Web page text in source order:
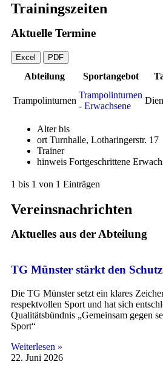
Trainingszeiten
Aktuelle Termine
Excel PDF
Abteilung Sportangebot
Trampolinturnen
Trampolinturnen
- Erwachsene
Alter bis
ort Turnhalle, Lotharingerstr. 17
Trainer
hinweis Fortgeschrittene
1 bis 1 von 1 Einträgen
Vereinsnachrichten
Aktuelles aus der Abteilung
TG Münster stärkt den
Die TG Münster setzt ein klares
respektvollen Sport und hat sich
Qualitätsbündnis „Gemeinsam gegen
Sport“
Weiterlesen »
22. Juni 2026